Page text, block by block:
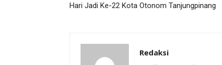
Hari Jadi Ke-22 Kota Otonom Tanjungpinang
Redaksi